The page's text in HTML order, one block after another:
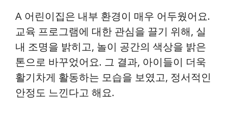
A 어린이집은 내부 환경이 매우 어두웠어요.
교육 프로그램에 대한 관심을 끌기 위해, 실
내 조명을 밝히고, 놀이 공간의 색상을 밝은
톤으로 바꾸었어요. 그 결과, 아이들이 더욱
활기차게 활동하는 모습을 보였고, 정서적인
안정도 느낀다고 해요.